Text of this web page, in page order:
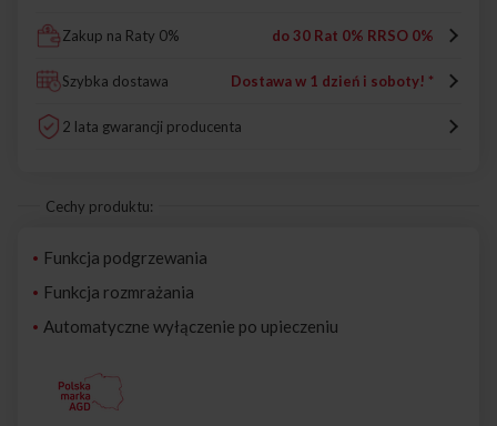
Zakup na Raty 0% do 30 Rat 0% RRSO 0%
Szybka dostawa Dostawa w 1 dzień i soboty! *
2 lata gwarancji producenta
Cechy produktu:
Funkcja podgrzewania
Funkcja rozmrażania
Automatyczne wyłączenie po upieczeniu